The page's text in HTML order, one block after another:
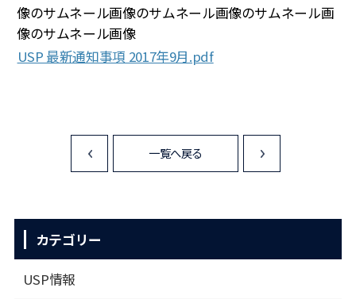
USP 最新通知事項 2017年9月.pdf
<
一覧へ戻る
カテゴリー
USP情報